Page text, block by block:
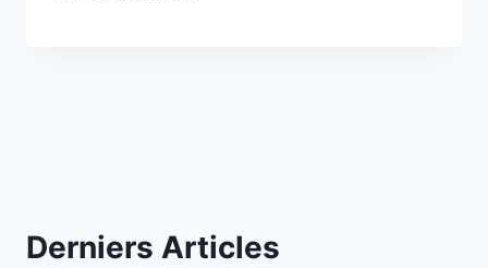
Derniers Articles